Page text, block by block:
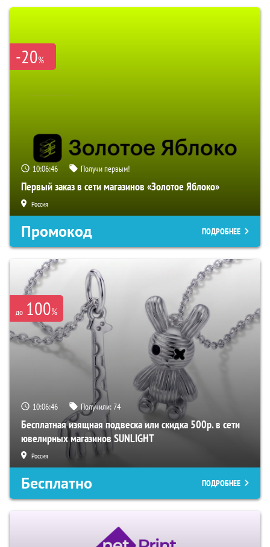
-20%
10:06:45 Получи первым!
Первый заказ в сети магазинов «Золотое Яблоко»
Россия
Промокод ПОДРОБНЕЕ
до 100%
10:06:45 Получили:74
Бесплатная изящная подвеска или скидка 500р. в сети
ювелирных магазинов SUNLIGHT
Россия
Бесплатно ПОДРОБНЕЕ